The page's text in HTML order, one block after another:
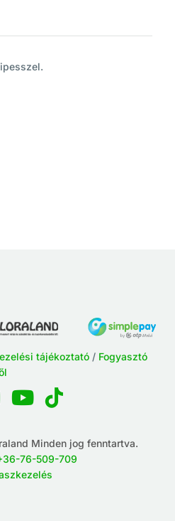
tájékoztató / Fogyasztó
Minden jog fenntartva.
76-509-709